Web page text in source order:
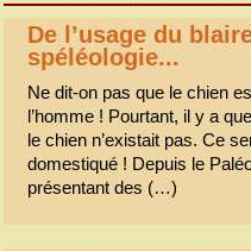
De l’usage du
spéléologie...
Ne dit-on pas que le chien
l’homme ! Pourtant, il y a
le chien n’existait pas. Ce
domestiqué ! Depuis le
présentant des (…)